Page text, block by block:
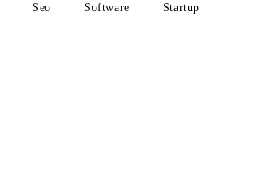
Seo Software Startup